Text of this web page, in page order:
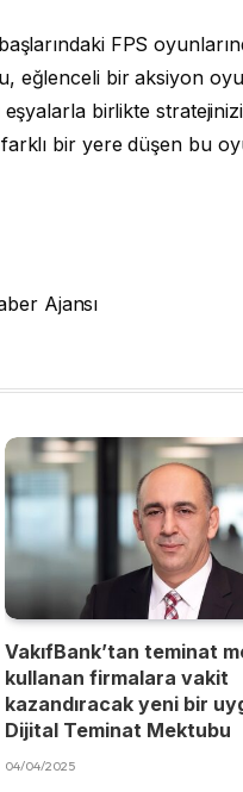
FPS
eğlenceli bir aksiyon
birlikte
bir yere düşen bu
Ajansı
VakıfBank’tan teminat
kullanan firmalara vakit
kazandıracak yeni bir
Dijital Teminat Mektubu
04/04/2025